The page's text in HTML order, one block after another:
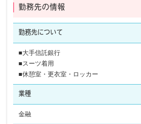
勤務先の情報
勤務先について
■大手信託銀行
■スーツ着用
■休憩室・更衣室・ロッカー
業種
金融